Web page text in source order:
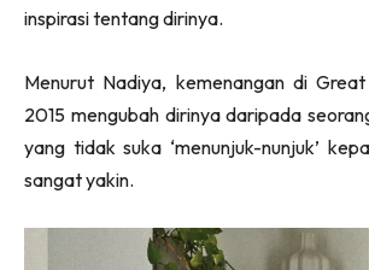
inspirasi tentang dirinya.
Menurut Nadiya, kemenangan di
2015 mengubah dirinya daripada
yang tidak suka ‘menunjuk-nunjuk’
sangat yakin.